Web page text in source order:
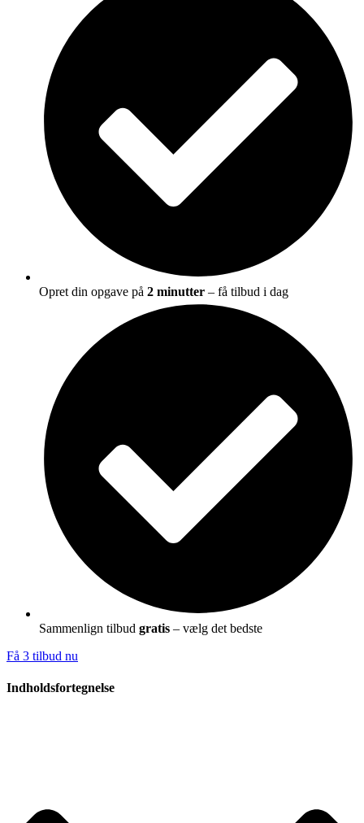
Opret din opgave på 2 minutter – få tilbud i dag
Sammenlign tilbud gratis – vælg det bedste
Få 3 tilbud nu
Indholdsfortegnelse